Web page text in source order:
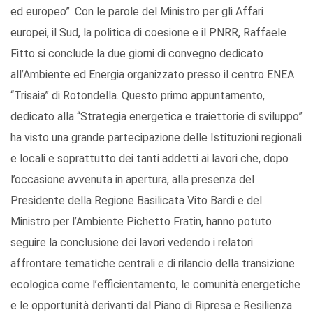
ed europeo”. Con le parole del Ministro per gli Affari
europei, il Sud, la politica di coesione e il PNRR, Raffaele
Fitto si conclude la due giorni di convegno dedicato
all’Ambiente ed Energia organizzato presso il centro ENEA
“Trisaia” di Rotondella. Questo primo appuntamento,
dedicato alla “Strategia energetica e traiettorie di sviluppo”
ha visto una grande partecipazione delle Istituzioni regionali
e locali e soprattutto dei tanti addetti ai lavori che, dopo
l’occasione avvenuta in apertura, alla presenza del
Presidente della Regione Basilicata Vito Bardi e del
Ministro per l’Ambiente Pichetto Fratin, hanno potuto
seguire la conclusione dei lavori vedendo i relatori
affrontare tematiche centrali e di rilancio della transizione
ecologica come l’efficientamento, le comunità energetiche
e le opportunità derivanti dal Piano di Ripresa e Resilienza.